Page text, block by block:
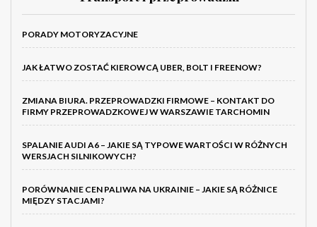
PORADY MOTORYZACYJNE
JAK ŁATWO ZOSTAĆ KIEROWCĄ UBER, BOLT I FREENOW?
ZMIANA BIURA. PRZEPROWADZKI FIRMOWE – KONTAKT DO
FIRMY PRZEPROWADZKOWEJ W WARSZAWIE TARCHOMIN
SPALANIE AUDI A6 – JAKIE SĄ TYPOWE WARTOŚCI W RÓŻNYCH
WERSJACH SILNIKOWYCH?
PORÓWNANIE CEN PALIWA NA UKRAINIE – JAKIE SĄ RÓŻNICE
MIĘDZY STACJAMI?